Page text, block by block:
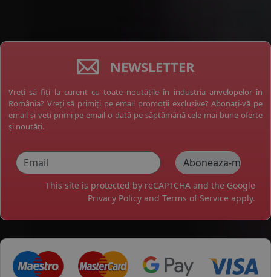
NEWSLETTER
Vreți să fiți la curent cu toate noutățile în industria anvelopelor în
România? Vreți să primiți pe email promoții exclusive? Abonați-vă pe
email și veți primi pe email o dată pe săptămână cele mai bune oferte
și noutăți.
This site is protected by reCAPTCHA and the Google
Privacy Policy and Terms of Service apply.